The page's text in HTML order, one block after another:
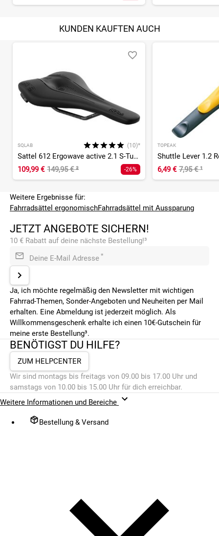
KUNDEN KAUFTEN AUCH
SQLAB (10)*
Sattel 612 Ergowave active 2.1 S-Tube
109,99 € 149,95 €² -26%
TOPEAK
Shuttle Lever 1.2
6,49 € 7,95 €¹
Weitere Ergebnisse für:
Fahrradsättel ergonomischFahrradsättel mit Aussparung
JETZT ANGEBOTE SICHERN!
10 € Rabatt auf deine nächste Bestellung!³
Deine E-Mail Adresse *
Ja, ich möchte regelmäßig den Newsletter mit wichtigen
Fahrrad-Themen, Sonder-Angeboten und Neuheiten per Mail
erhalten. Eine Abmeldung ist jederzeit möglich. Als
Willkommensgeschenk erhalte ich einen 10€-Gutschein für
meine erste Bestellung³.
BENÖTIGST DU HILFE?
ZUM HELPCENTER
Wir sind montags bis freitags von 09.00 bis 17.00 Uhr und
samstags von 10.00 bis 15.00 Uhr für dich erreichbar.
Weitere Informationen und Bereiche
Bestellung & Versand